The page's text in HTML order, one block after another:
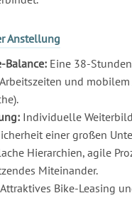
Anstellung
Balance:Eine 38-
und mobilem
Individuelle
einer großen
Hierarchien, agile
Miteinander.
Bike-Leasing